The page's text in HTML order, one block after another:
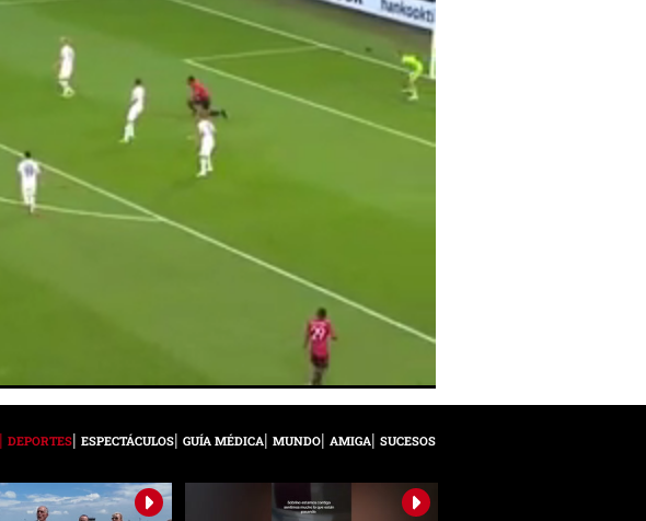
DEPORTES ESPECTÁCULOS GUÍA MÉDICA MUNDO AMIGA SUCESOS